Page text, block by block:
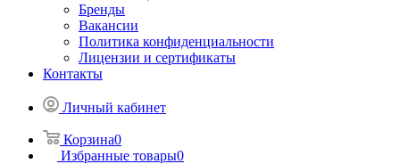
Бренды
Вакансии
Политика конфиденциальности
Лицензии и сертификаты
Контакты
Личный кабинет
Корзина0
Избранные товары0